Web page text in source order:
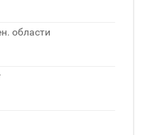
области